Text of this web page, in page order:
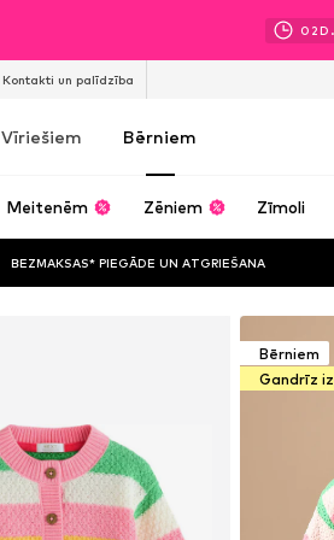
02D.
Kontakti un palīdzība
Vīriešiem Bērniem
Meitenēm Zēniem Zīmoli
BEZMAKSAS* PIEGĀDE UN ATGRIEŠANA
Bērniem
Gandrīz